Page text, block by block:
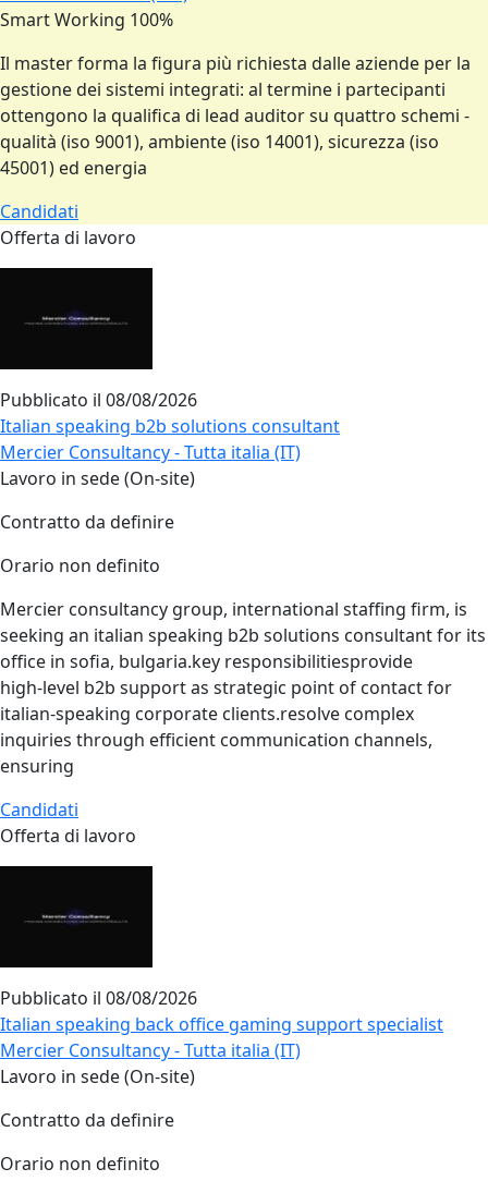
Smart Working 100%
Il master forma la figura più richiesta dalle aziende per la
gestione dei sistemi integrati: al termine i partecipanti
ottengono la qualifica di lead auditor su quattro schemi -
qualità (iso 9001), ambiente (iso 14001), sicurezza (iso
45001) ed energia
Candidati
Offerta di lavoro
Pubblicato il 08/08/2026
Italian speaking b2b solutions consultant
Mercier Consultancy - Tutta italia (IT)
Lavoro in sede (On-site)
Contratto da definire
Orario non definito
Mercier consultancy group, international staffing firm, is
seeking an italian speaking b2b solutions consultant for its
office in sofia, bulgaria.key responsibilitiesprovide
high‑level b2b support as strategic point of contact for
italian‑speaking corporate clients.resolve complex
inquiries through efficient communication channels,
ensuring
Candidati
Offerta di lavoro
Pubblicato il 08/08/2026
Italian speaking back office gaming support specialist
Mercier Consultancy - Tutta italia (IT)
Lavoro in sede (On-site)
Contratto da definire
Orario non definito